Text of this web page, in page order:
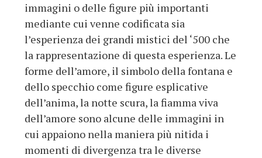
immagini o delle figure più importanti
mediante cui venne codificata sia
l’esperienza dei grandi mistici del ‘500 che
la rappresentazione di questa esperienza. Le
forme dell’amore, il simbolo della fontana e
dello specchio come figure esplicative
dell’anima, la notte scura, la fiamma viva
dell’amore sono alcune delle immagini in
cui appaiono nella maniera più nitida i
momenti di divergenza tra le diverse